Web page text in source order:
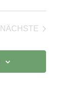
NÄCHSTE